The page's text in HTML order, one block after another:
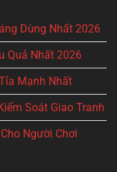
Dùng Nhất 2026
Quả Nhất 2026
Mạnh Nhất
Soát Giao Tranh
Người Chơi